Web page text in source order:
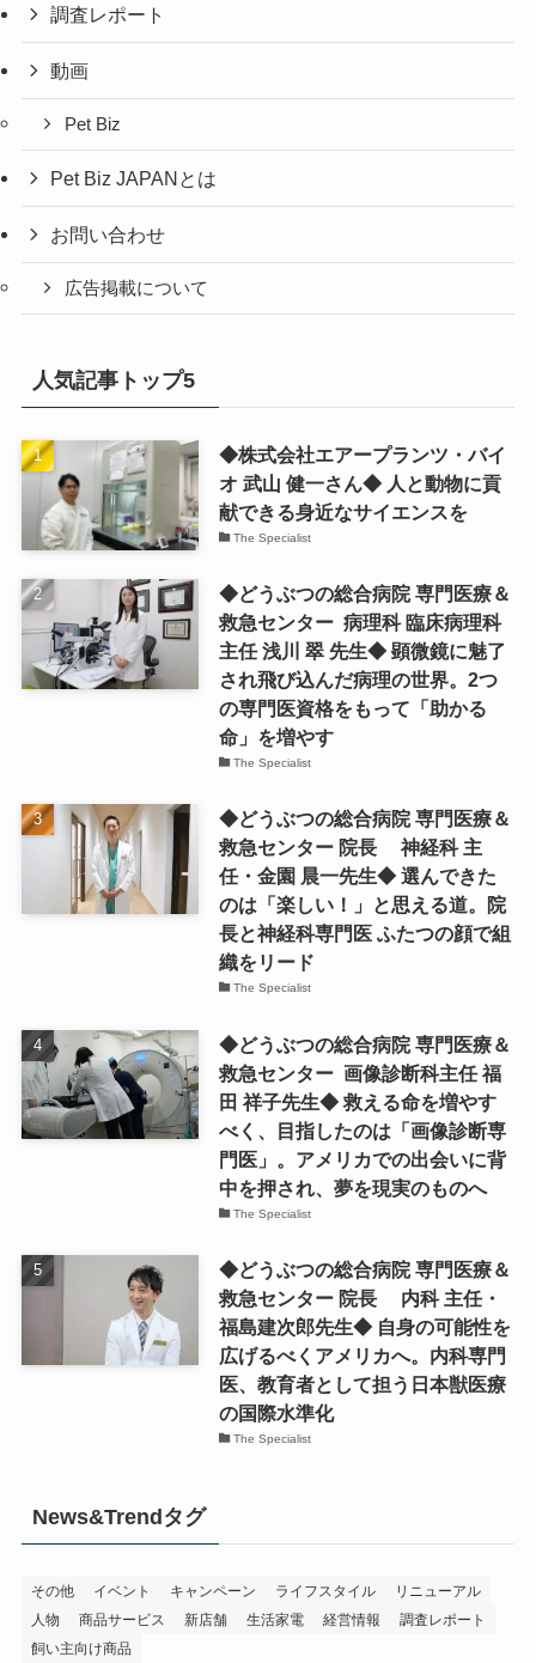
調査レポート
動画
Pet Biz
Pet Biz JAPANとは
お問い合わせ
広告掲載について
人気記事トップ5
◆株式会社エアープランツ・バイ
オ 武山 健一さん◆ 人と動物に貢
献できる身近なサイエンスを
The Specialist
◆どうぶつの総合病院 専門医療＆
救急センター 病理科 臨床病理科
主任 浅川 翠 先生◆ 顕微鏡に魅了
され飛び込んだ病理の世界。2つ
の専門医資格をもって「助かる
命」を増やす
The Specialist
◆どうぶつの総合病院 専門医療＆
救急センター 院長 神経科 主
任・金園 晨一先生◆ 選んできた
のは「楽しい！」と思える道。院
長と神経科専門医 ふたつの顔で組
織をリード
The Specialist
◆どうぶつの総合病院 専門医療＆
救急センター 画像診断科主任 福
田 祥子先生◆ 救える命を増やす
べく、目指したのは「画像診断専
門医」。アメリカでの出会いに背
中を押され、夢を現実のものへ
The Specialist
◆どうぶつの総合病院 専門医療＆
救急センター 院長 内科 主任・
福島建次郎先生◆ 自身の可能性を
広げるべくアメリカへ。内科専門
医、教育者として担う日本獣医療
の国際水準化
The Specialist
News&Trendタグ
その他 イベント キャンペーン ライフスタイル
リニューアル
人物
商品サービス 新店舗 生活家電 経営情報
調査レポート
飼い主向け商品